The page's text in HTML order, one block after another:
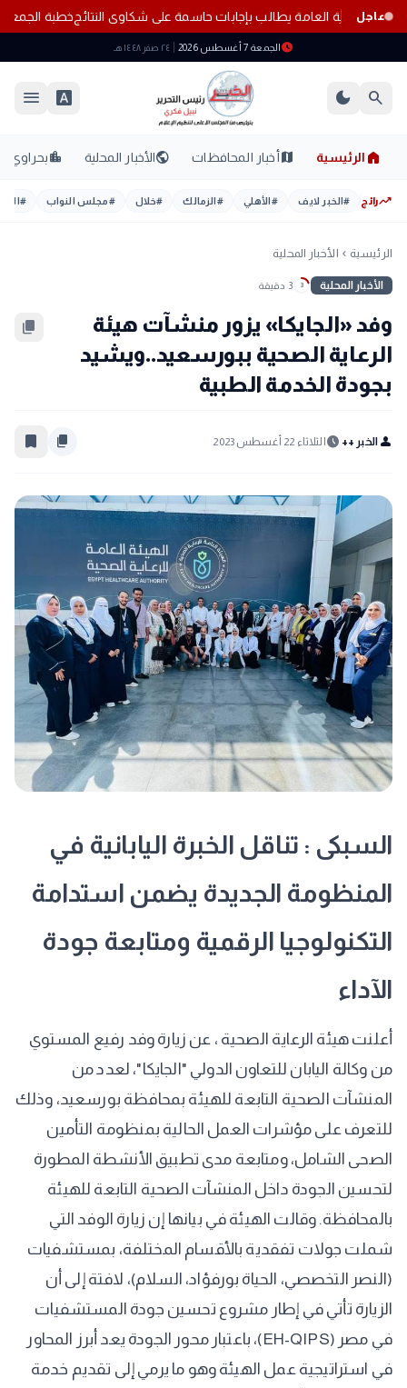
عاجل
الثانوية العامة يطالب بإجابات حاسمة على شكاوى النتائجخطبة
scheduleالجمعة 7 أغسطس 2026 ٢٤ صفر ١٤٤٨ هـ
search
dark_mode
font_download
menu
home الرئيسية mapأخبار المحافظات publicالأخبار المحلية location_cityبحراوي
trending_upرائج #الخبر لايف #الأهلي #الزمالك #خلال #مجلس النواب #
الرئيسية chevron_left الأخبار المحلية
الأخبار المحلية 3 3 دقيقة
وفد «الجايكا» يزور منشآت هيئة
الرعاية الصحية ببورسعيد..ويشيد
بجودة الخدمة الطبية
content_copy
person الخبر ++ schedule الثلاثاء 22 أغسطس 2023 content_copy
bookmark_border
السبكى : تناقل الخبرة اليابانية في
المنظومة الجديدة يضمن استدامة
التكنولوجيا الرقمية ومتابعة جودة
الآداء
أعلنت هيئة الرعاية الصحية ، عن زيارة وفد رفيع المستوي
من وكالة اليابان للتعاون الدولي "الجايكا"، لعدد من
المنشآت الصحية التابعة للهيئة بمحافظة بورسعيد، وذلك
للتعرف على مؤشرات العمل الحالية بمنظومة التأمين
الصحى الشامل، ومتابعة مدى تطبيق الأنشطة المطورة
لتحسين الجودة داخل المنشآت الصحية التابعة للهيئة
بالمحافظة. وقالت الهيئة في بيانها إن زيارة الوفد التي
شملت جولات تفقدية بالأقسام المختلفة، بمستشفيات
(النصر التخصصي، الحياة بورفؤاد، السلام)، لافتة إلى أن
الزيارة تأتي في إطار مشروع تحسين جودة المستشفيات
في مصر (EH-QIPS)، باعتبار محور الجودة يعد أبرز المحاور
في استراتيجية عمل الهيئة وهو ما يرمي إلى تقديم خدمة